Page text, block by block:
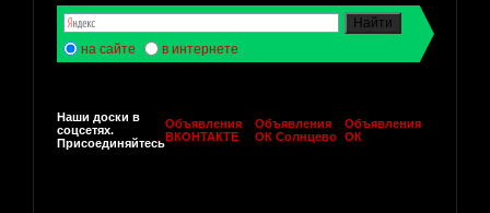
на сайте в интернете
Наши доски в
соцсетях.
Присоединяйтесь
Объявления
ВКОНТАКТЕ
Объявления
ОК Солнцево
Объявления
ОК